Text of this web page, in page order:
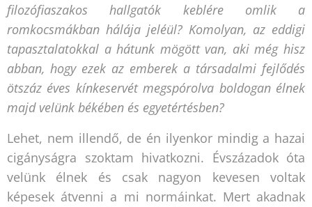
filozófiaszakos hallgatók keblére omlik a
romkocsmákban hálája jeléül? Komolyan, az eddigi
tapasztalatokkal a hátunk mögött van, aki még hisz
abban, hogy ezek az emberek a társadalmi fejlődés
ötszáz éves kínkeservét megspórolva boldogan élnek
majd velünk békében és egyetértésben?
Lehet, nem illendő, de én ilyenkor mindig a hazai
cigányságra szoktam hivatkozni. Évszázadok óta
velünk élnek és csak nagyon kevesen voltak
képesek átvenni a mi normáinkat. Mert akadnak